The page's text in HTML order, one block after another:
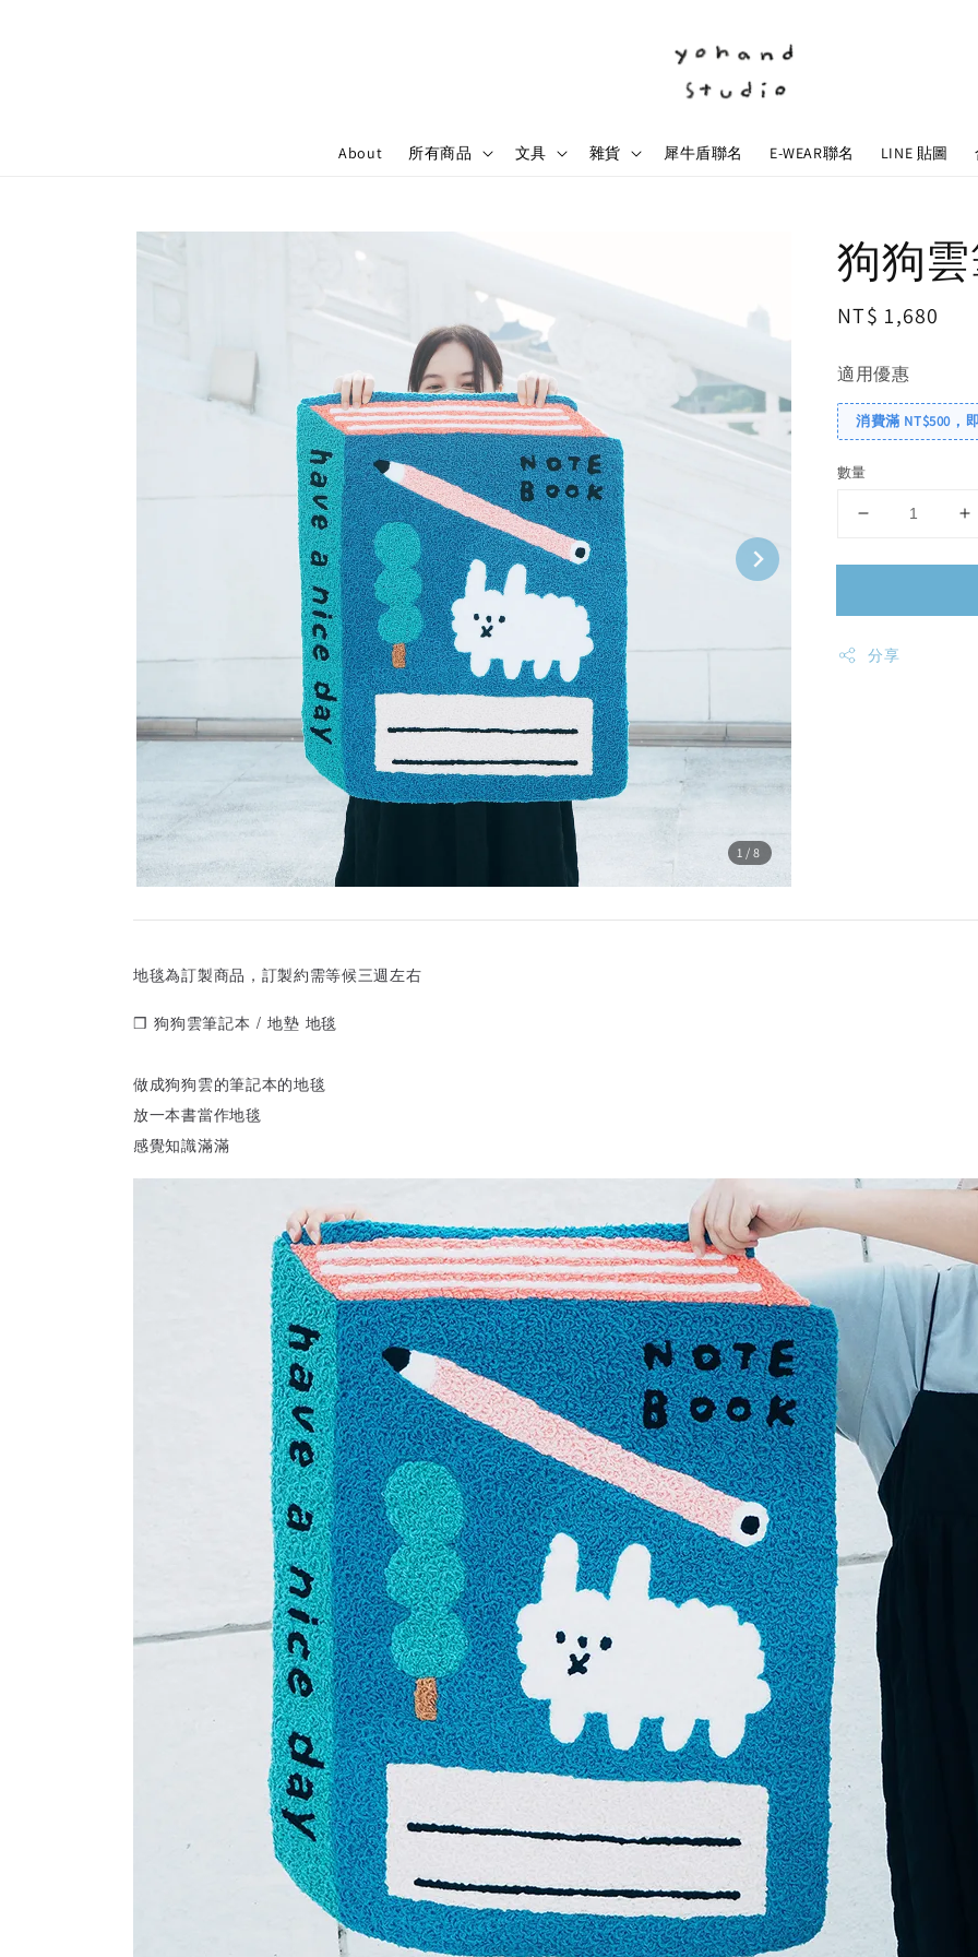
About 所有商品 文具 雜貨 犀牛盾聯名 E-WEAR聯名 LINE 貼圖
1 /8
狗狗
Regular
NT$ 1,680
適用優惠
消費滿 NT$500，
數量
分享
地毯為訂製商品，訂製約需等候三週左右
❒ 狗狗雲筆記本 / 地墊 地毯
做成狗狗雲的筆記本的地毯
放一本書當作地毯
感覺知識滿滿